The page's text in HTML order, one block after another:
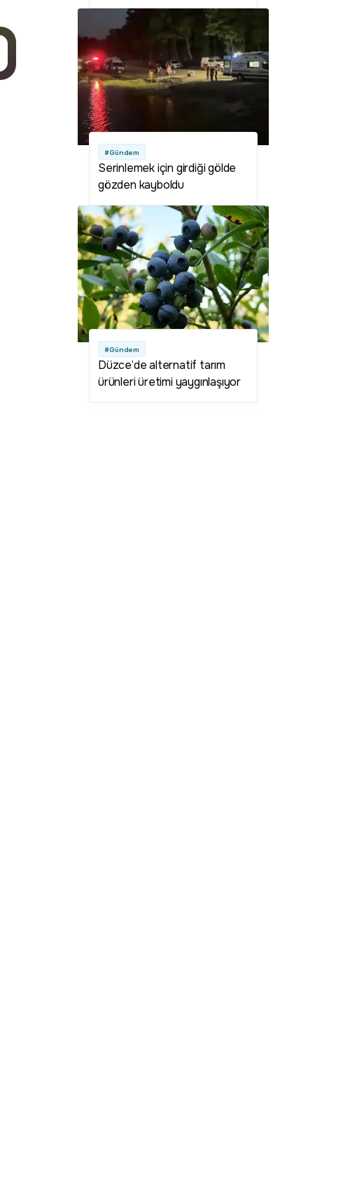
#Gündem
Serinlemek için girdiği gölde
gözden kayboldu
#Gündem
Düzce’de alternatif tarım
ürünleri üretimi yaygınlaşıyor